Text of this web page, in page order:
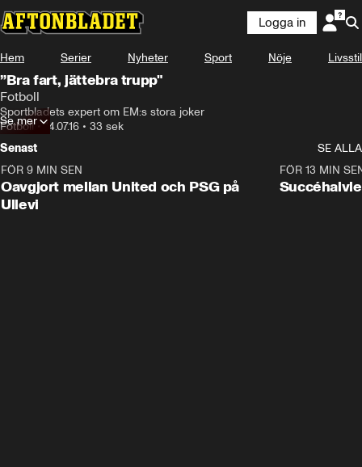
Logga in
Hem Serier Nyheter Sport Nöje Livsstil
”Bra fart, jättebra trupp"
Fotboll
Sportbladets expert om EM:s stora joker
Fotboll•14.07.16 • 33 sek
Se mer
Senast
SE ALLA
FÖR 9 MIN SEN
Oavgjort mellan United och PSG på
Ullevi
FÖR 13 MIN